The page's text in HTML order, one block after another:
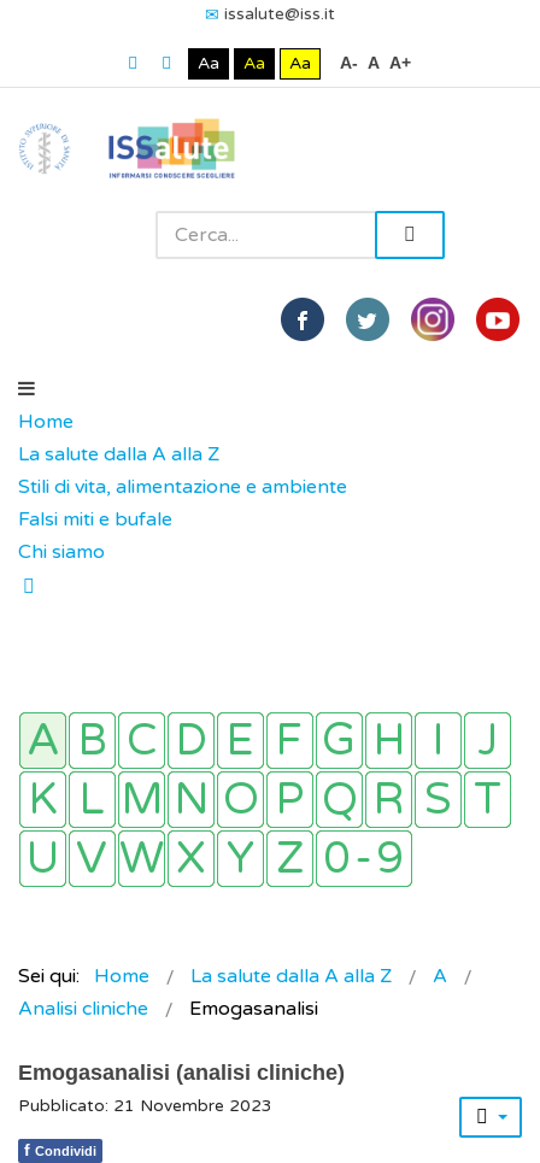
issalute@iss.it
Aa Aa Aa A- A A+
Home
La salute dalla A alla Z
Stili di vita, alimentazione e ambiente
Falsi miti e bufale
Chi siamo
Sei qui: Home La salute dalla A alla Z
A
Analisi cliniche
Emogasanalisi
Emogasanalisi (analisi cliniche)
Pubblicato: 21 Novembre 2023
f Condividi